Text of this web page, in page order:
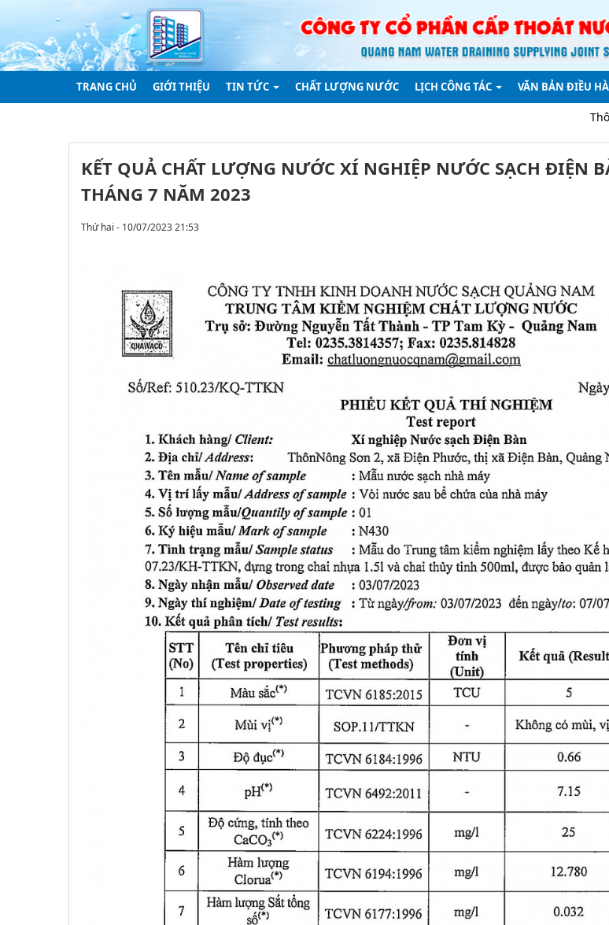
TRANG CHỦ GIỚI THIỆU TIN TỨC CHẤT LƯỢNG NƯỚC LỊCH CÔNG TÁC VĂN BẢN ĐIỀU
Thông báo về
KẾT QUẢ CHẤT LƯỢNG NƯỚC XÍ NGHIỆP NƯỚC SẠCH ĐIỆN
THÁNG 7 NĂM 2023
Thứ hai - 10/07/2023 21:53